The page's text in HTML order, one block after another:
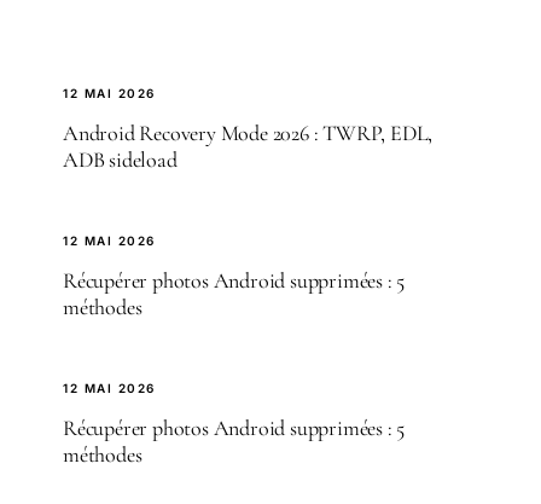
12 MAI 2026
Android Recovery Mode 2026 : TWRP, EDL,
ADB sideload
12 MAI 2026
Récupérer photos Android supprimées : 5
méthodes
12 MAI 2026
Récupérer photos Android supprimées : 5
méthodes